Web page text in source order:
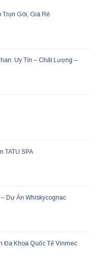
Gói, Giá Rẻ
Uy Tín – Chất Lượng –
TATU SPA
Dự Án Whiskycognac
Đa Khoa Quốc Tế Vinmec